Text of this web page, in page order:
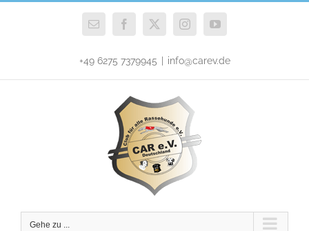
E-
Facebook
X InstagramYouTube
+49 6275 7379945 info@carev.de
Gehe zu ...